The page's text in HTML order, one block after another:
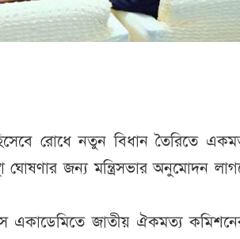
রোধে নতুন বিধান তৈরিতে
জন্য মন্ত্রিসভার অনুমোদন
একাডেমিতে জাতীয় ঐকমত্য কমিশনের